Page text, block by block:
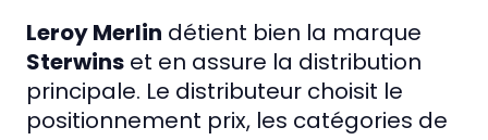
Leroy Merlin détient bien la marque
Sterwins et en assure la distribution
principale. Le distributeur choisit le
positionnement prix, les catégories de